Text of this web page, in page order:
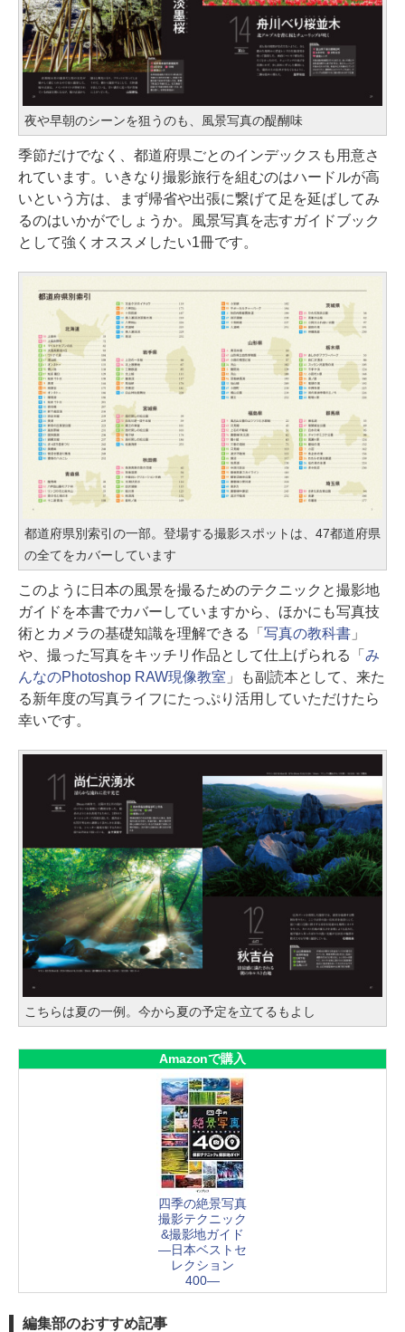
夜や早朝のシーンを狙うのも、風景写真の醍醐味
季節だけでなく、都道府県ごとのインデックスも用意さ
れています。いきなり撮影旅行を組むのはハードルが高
いという方は、まず帰省や出張に繋げて足を延ばしてみ
るのはいかがでしょうか。風景写真を志すガイドブック
として強くオススメしたい1冊です。
都道府県別索引の一部。登場する撮影スポットは、47都道府県
の全てをカバーしています
このように日本の風景を撮るためのテクニックと撮影地
ガイドを本書でカバーしていますから、ほかにも写真技
術とカメラの基礎知識を理解できる「 写真の教科書」
や、撮った写真をキッチリ作品として仕上げられる「 み
んなのPhotoshop RAW現像教室 」も副読本として、来た
る新年度の写真ライフにたっぷり活用していただけたら
幸いです。
こちらは夏の一例。今から夏の予定を立てるもよし
Amazonで購入
四季の絶景写真
撮影テクニック
&撮影地ガイド
―日本ベストセ
レクション
400―
編集部のおすすめ記事